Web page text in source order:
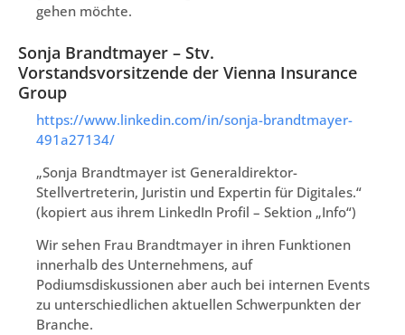
gehen möchte.
Sonja Brandtmayer – Stv.
Vorstandsvorsitzende der Vienna Insurance
Group
https://www.linkedin.com/in/sonja-brandtmayer-
491a27134/
„Sonja Brandtmayer ist Generaldirektor-
Stellvertreterin, Juristin und Expertin für Digitales.“
(kopiert aus ihrem LinkedIn Profil – Sektion „Info“)
Wir sehen Frau Brandtmayer in ihren Funktionen
innerhalb des Unternehmens, auf
Podiumsdiskussionen aber auch bei internen Events
zu unterschiedlichen aktuellen Schwerpunkten der
Branche.